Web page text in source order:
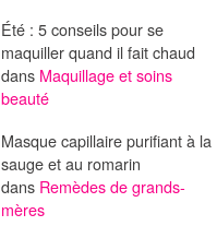
Été : 5 conseils pour se
maquiller quand il fait chaud
dans Maquillage et soins
beauté
Masque capillaire purifiant à la
sauge et au romarin
dans Remèdes de grands-
mères